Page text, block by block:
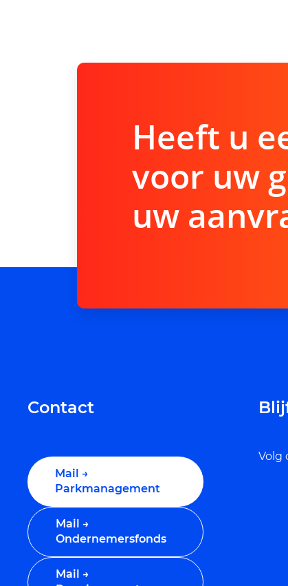
Heeft u
voor uw
uw
Contact
Mail →
Parkmanagement
Mail →
Ondernemersfonds
Mail →
Volg